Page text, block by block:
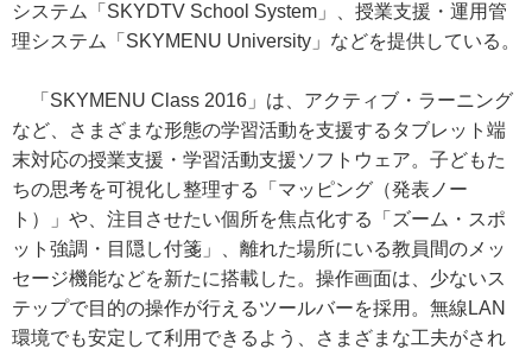
システム「SKYDTV School System」、授業支援・運用管
理システム「SKYMENU University」などを提供している。
「SKYMENU Class 2016」は、アクティブ・ラーニング
など、さまざまな形態の学習活動を支援するタブレット端
末対応の授業支援・学習活動支援ソフトウェア。子どもた
ちの思考を可視化し整理する「マッピング（発表ノー
ト）」や、注目させたい個所を焦点化する「ズーム・スポ
ット強調・目隠し付箋」、離れた場所にいる教員間のメッ
セージ機能などを新たに搭載した。操作画面は、少ないス
テップで目的の操作が行えるツールバーを採用。無線LAN
環境でも安定して利用できるよう、さまざまな工夫がされ